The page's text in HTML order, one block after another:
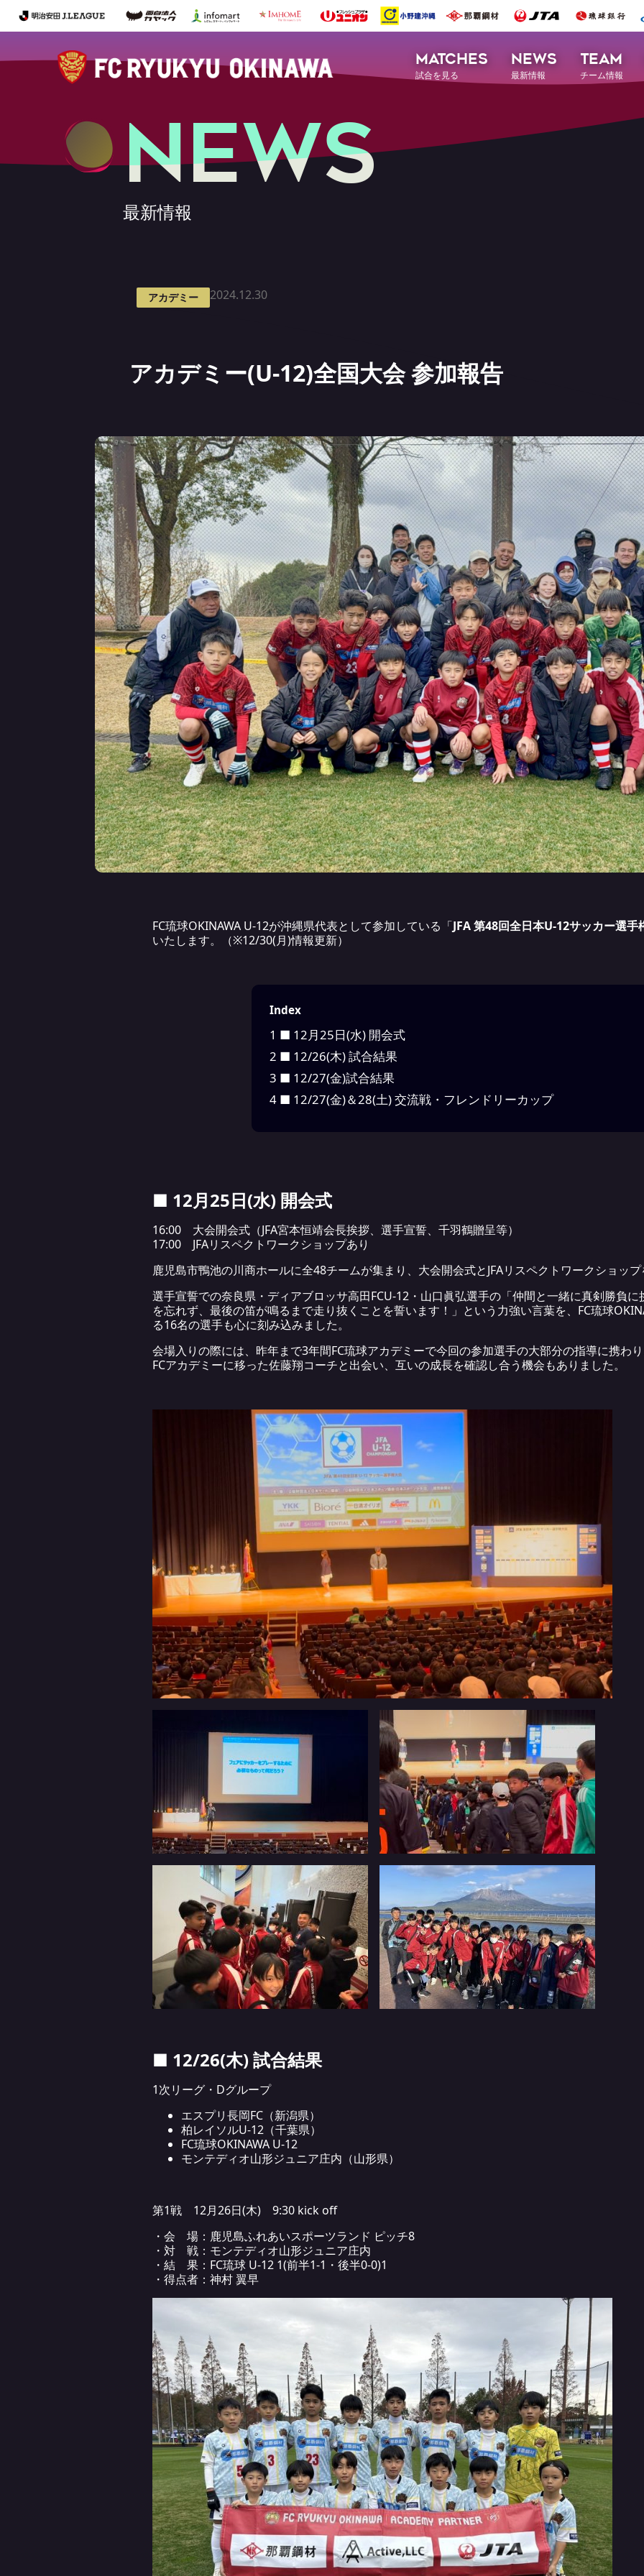
MATCHES
試合を見る
NEWS
最新情報
TEAM
チーム情報
NEWS
最新情報
アカデミー 2024.12.30
アカデミー(U-12)全国大会 参加報告
FC琉球OKINAWA U-12が沖縄県代表として参加している「JFA 第48回全日本U-12サッカー選手
いたします。（※12/30(月)情報更新）
Index
1 ■ 12月25日(水) 開会式
2 ■ 12/26(木) 試合結果
3 ■ 12/27(金)試合結果
4 ■ 12/27(金)＆28(土) 交流戦・フレンドリーカップ
■ 12月25日(水) 開会式
16:00 大会開会式（JFA宮本恒靖会長挨拶、選手宣誓、千羽鶴贈呈等）
17:00 JFAリスペクトワークショップあり
鹿児島市鴨池の川商ホールに全48チームが集まり、大会開会式とJFAリスペクトワークショップ
選手宣誓での奈良県・ディアブロッサ高田FCU-12・山口眞弘選手の「仲間と一緒に真剣勝負
を忘れず、最後の笛が鳴るまで走り抜くことを誓います！」という力強い言葉を、FC琉球
る16名の選手も心に刻み込みました。
会場入りの際には、昨年まで3年間FC琉球アカデミーで今回の参加選手の大部分の指導に携わ
FCアカデミーに移った佐藤翔コーチと出会い、互いの成長を確認し合う機会もありました。
■ 12/26(木) 試合結果
1次リーグ・Dグループ
エスプリ長岡FC（新潟県）
柏レイソルU-12（千葉県）
FC琉球OKINAWA U-12
モンテディオ山形ジュニア庄内（山形県）
第1戦 12月26日(木) 9:30 kick off
・会 場：鹿児島ふれあいスポーツランド ピッチ8
・対 戦：モンテディオ山形ジュニア庄内
・結 果：FC琉球 U-12 1(前半1-1・後半0-0)1
・得点者：神村 翼早